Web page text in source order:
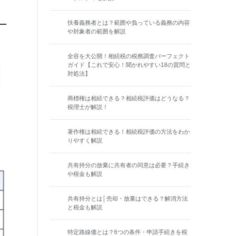
扶養義務者とは？範囲や負っている義務の内容
や対象者の範囲を解説
全容を大公開！相続税の税務調査パーフェクト
ガイド【これで安心！聞かれやすい18の質問と
対処法】
商標権は相続できる？相続税評価はどうなる？
税理士が解説！
著作権は相続できる！相続税評価の方法をわか
りやすく解説
共有持分の放棄に共有者の同意は必要？手続き
や税金も解説
共有持分とは│売却・放棄はできる？解消方法
と税金も解説
特定路線価とは？6つの条件・申請手続きを税